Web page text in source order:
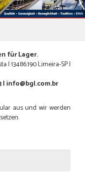
für Lager.
| 13486.190 Limeira-SP |
| info@bgl.com.br
aus und wir werden